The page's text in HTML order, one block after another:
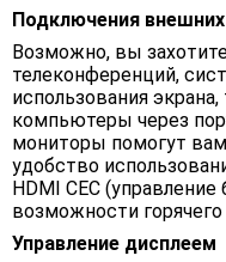
Подключения
Возможно, вы
телеконференций,
использования
компьютеры через
мониторы помогут
удобство
HDMI CEC
возможности
Управление дисплеем